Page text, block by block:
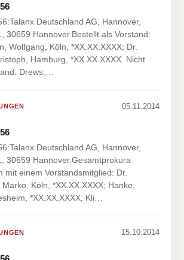
Deutschland AG, Hannover,
30659 Hannover.Bestellt als Vorstand:
Wolfgang, Köln, *XX.XX.XXXX; Dr.
Hamburg, *XX.XX.XXXX. Nicht
Drews,…
05.11.2014
Deutschland AG, Hannover,
30659 Hannover.Gesamtprokura
mit einem Vorstandsmitglied: Dr.
Köln, *XX.XX.XXXX; Hanke,
*XX.XX.XXXX; Kli…
15.10.2014